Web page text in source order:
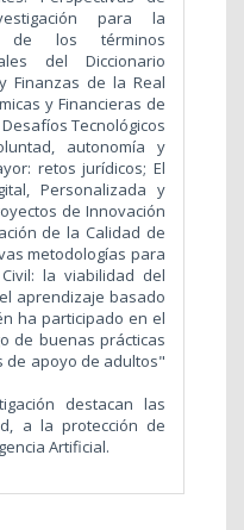
para la
de los términos
del Diccionario
Finanzas de la Real
y Financieras de
Tecnológicos
autonomía y
retos jurídicos; El
Personalizada y
de Innovación
de la Calidad de
metodologías para
la viabilidad del
aprendizaje basado
ha participado en el
de buenas prácticas
de apoyo de adultos"
destacan las
a la protección de
Artificial.